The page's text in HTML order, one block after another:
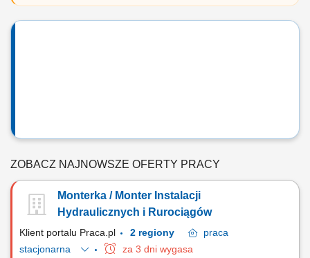
ZOBACZ NAJNOWSZE OFERTY PRACY
Monterka / Monter Instalacji
Hydraulicznych i Rurociągów
Klient portalu Praca.pl
praca
stacjonarna
za 3 dni wygasa